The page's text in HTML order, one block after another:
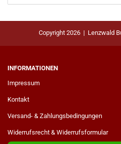
Copyright 2026 | Lenzwald
INFORMATIONEN
Impressum
Kontakt
Versand- & Zahlungsbedingungen
Widerrufsrecht & Widerrufsformular